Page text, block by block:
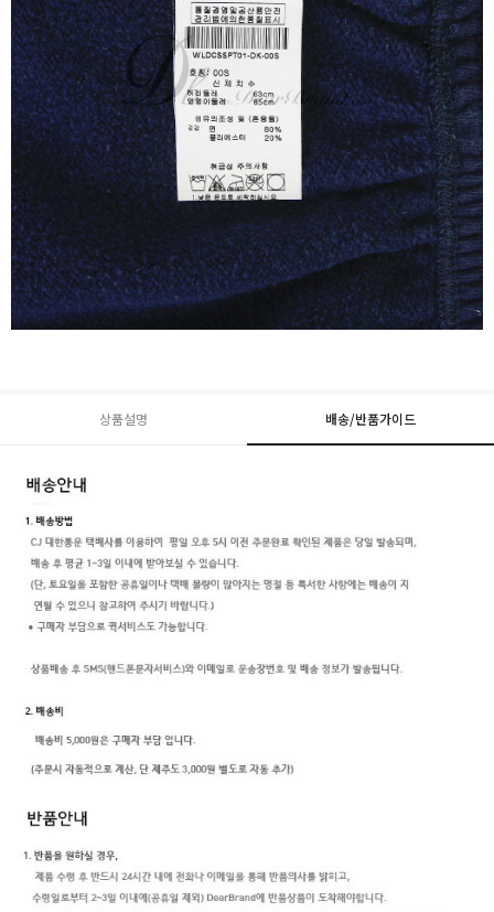
상품설명 배송/반품가이드